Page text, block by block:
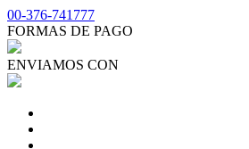
00-376-741777
FORMAS DE PAGO
ENVIAMOS CON